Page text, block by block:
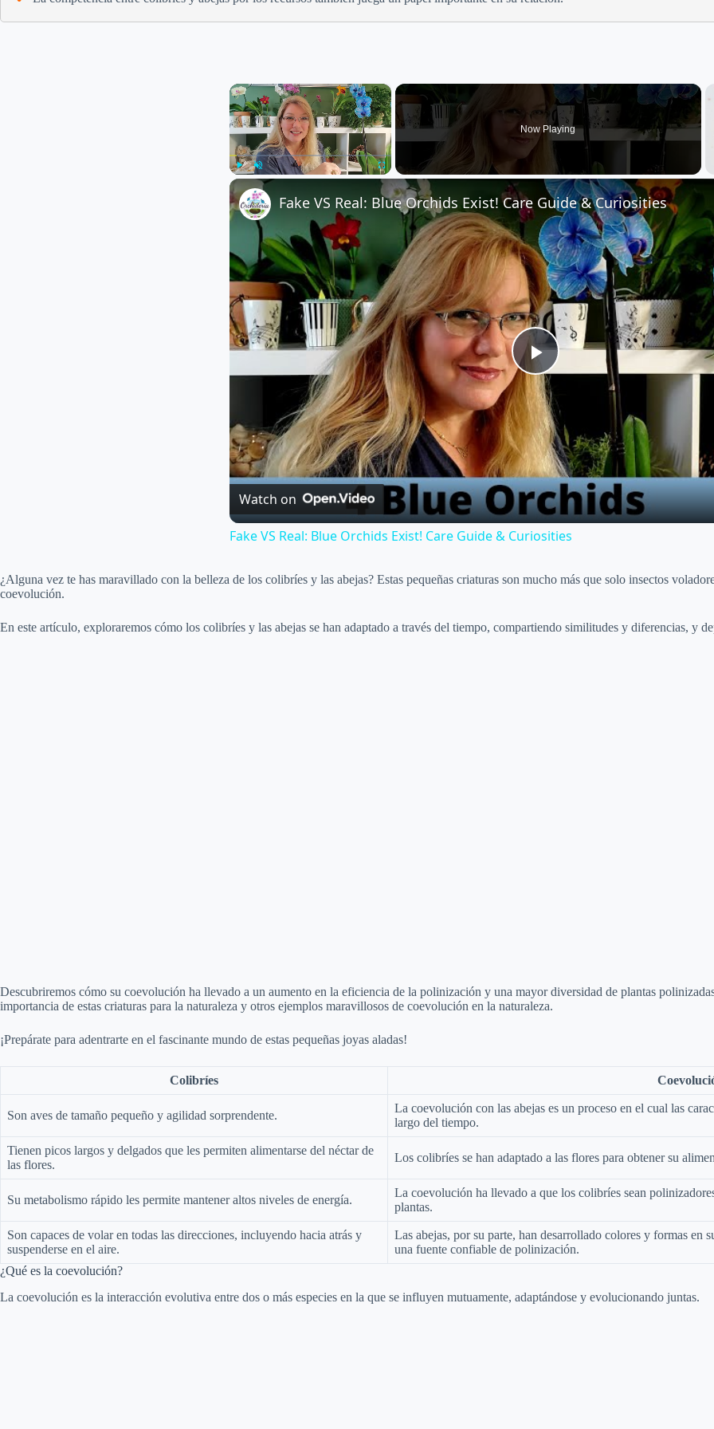
×
Unmute Fullscreen
Now Playing
P
l
a
y
Fake VS Real: Blue Orchids Exist! Care Guide & Curiosities
Watch on
Fake VS Real: Blue Orchids Exist! Care Guide & Curiosities
¿Alguna vez te has maravillado con la belleza de los colibríes y las abejas? Estas pequeñas criaturas son mucho más que solo insectos
coevolución.
En este artículo, exploraremos cómo los colibríes y las abejas se han adaptado a través del tiempo, compartiendo similitudes y diferencias, y
Descubriremos cómo su coevolución ha llevado a un aumento en la eficiencia de la polinización y una mayor diversidad de plantas
importancia de estas criaturas para la naturaleza y otros ejemplos maravillosos de coevolución en la naturaleza.
¡Prepárate para adentrarte en el fascinante mundo de estas pequeñas joyas aladas!
Colibríes
Son aves de tamaño pequeño y agilidad sorprendente.
La coevolución con las abejas es un proceso en el cual las
largo del tiempo.
Tienen picos largos y delgados que les permiten alimentarse del néctar de
las flores.
Los colibríes se han adaptado a las flores para obtener su
Su metabolismo rápido les permite mantener altos niveles de energía.
La coevolución ha llevado a que los colibríes sean
plantas.
Son capaces de volar en todas las direcciones, incluyendo hacia atrás y
suspenderse en el aire.
Las abejas, por su parte, han desarrollado colores y formas en
una fuente confiable de polinización.
¿Qué es la coevolución?
La coevolución es la interacción evolutiva entre dos o más especies en la que se influyen mutuamente, adaptándose y evolucionando juntas.